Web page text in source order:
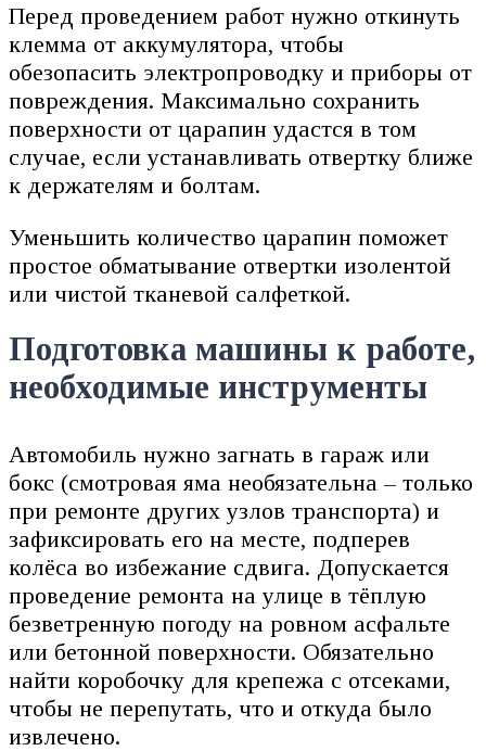
Перед проведением работ нужно откинуть
клемма от аккумулятора, чтобы
обезопасить электропроводку и приборы от
повреждения. Максимально сохранить
поверхности от царапин удастся в том
случае, если устанавливать отвертку ближе
к держателям и болтам.
Уменьшить количество царапин поможет
простое обматывание отвертки изолентой
или чистой тканевой салфеткой.
Подготовка машины к работе,
необходимые инструменты
Автомобиль нужно загнать в гараж или
бокс (смотровая яма необязательна – только
при ремонте других узлов транспорта) и
зафиксировать его на месте, подперев
колёса во избежание сдвига. Допускается
проведение ремонта на улице в тёплую
безветренную погоду на ровном асфальте
или бетонной поверхности. Обязательно
найти коробочку для крепежа с отсеками,
чтобы не перепутать, что и откуда было
извлечено.